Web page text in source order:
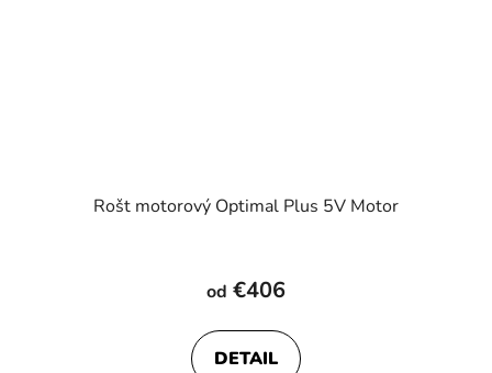
Rošt motorový Optimal Plus 5V Motor
od €406
DETAIL